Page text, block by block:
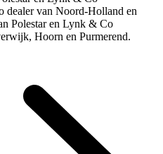
dealer van Noord-Holland en
Polestar en Lynk & Co
Hoorn en Purmerend.